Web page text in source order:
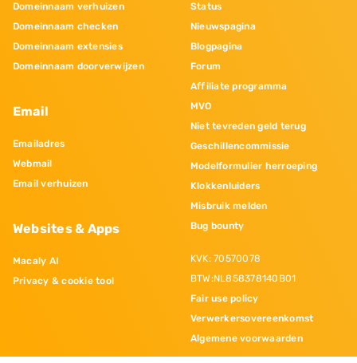
Domeinnaam verhuizen
Domeinnaam checken
Domeinnaam extensies
Domeinnaam doorverwijzen
Email
Emailadres
Webmail
Email verhuizen
Websites & Apps
Macaly AI
Privacy & cookie tool
Status
Nieuwspagina
Blogpagina
Forum
Affiliate programma
MVO
Niet tevreden geld terug
Geschillencommissie
Modelformulier herroeping
Klokkenluiders
Misbruik melden
Bug bounty
KVK: 70570078
BTW:NL858378140B01
Fair use policy
Verwerkersovereenkomst
Algemene voorwaarden